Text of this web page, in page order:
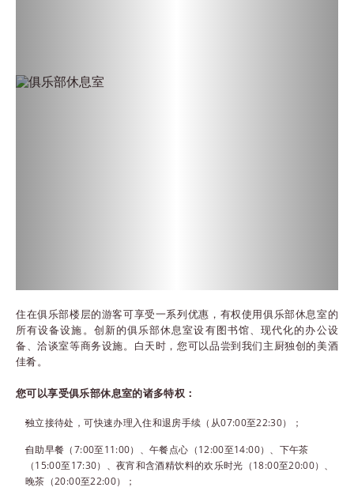
住在俱乐部楼层的游客可享受一系列优惠，有权使用俱乐部休息室的
所有设备设施。创新的俱乐部休息室设有图书馆、现代化的办公设
备、洽谈室等商务设施。白天时，您可以品尝到我们主厨独创的美酒
佳肴。
您可以享受俱乐部休息室的诸多特权：
独立接待处，可快速办理入住和退房手续（从07:00至22:30）；
自助早餐（7:00至11:00）、午餐点心（12:00至14:00）、下午茶
（15:00至17:30）、夜宵和含酒精饮料的欢乐时光（18:00至20:00）、
晚茶（20:00至22:00）；